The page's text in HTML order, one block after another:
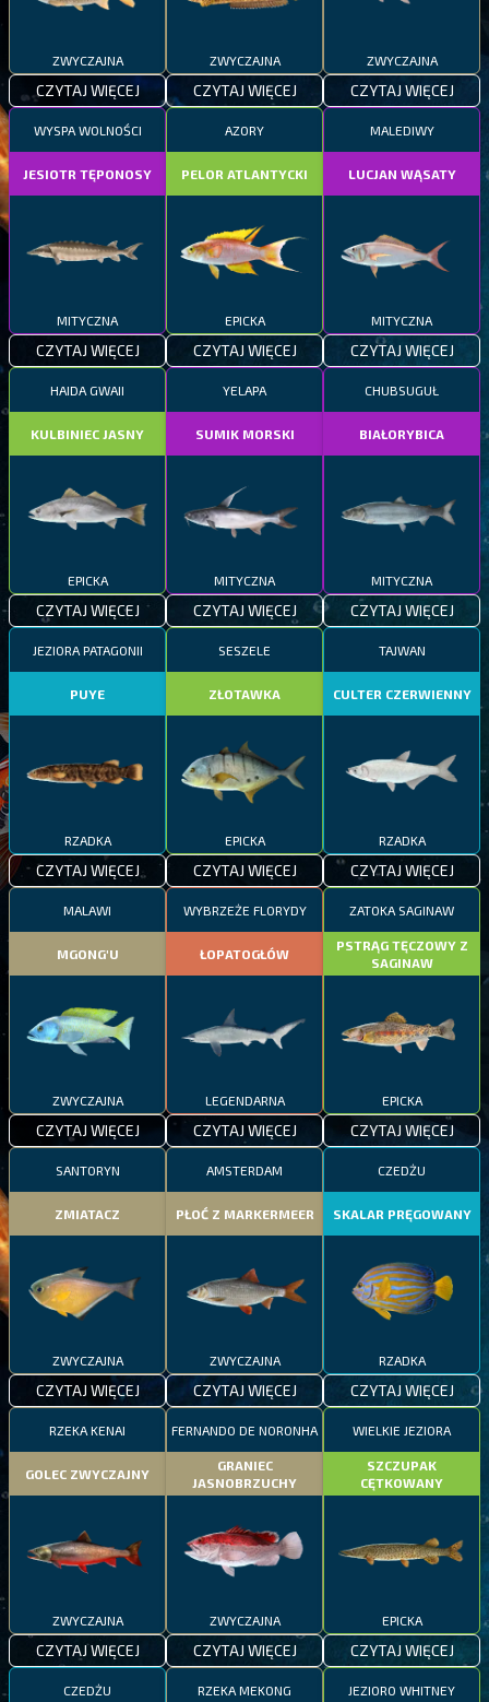
ZWYCZAJNA
CZYTAJ WIĘCEJ
ZWYCZAJNA
CZYTAJ WIĘCEJ
ZWYCZAJNA
CZYTAJ WIĘCEJ
WYSPA WOLNOŚCI
JESIOTR TĘPONOSY
MITYCZNA
CZYTAJ WIĘCEJ
AZORY
PELOR ATLANTYCKI
EPICKA
CZYTAJ WIĘCEJ
MALEDIWY
LUCJAN WĄSATY
MITYCZNA
CZYTAJ WIĘCEJ
HAIDA GWAII
KULBINIEC JASNY
EPICKA
CZYTAJ WIĘCEJ
YELAPA
SUMIK MORSKI
MITYCZNA
CZYTAJ WIĘCEJ
CHUBSUGUŁ
BIAŁORYBICA
MITYCZNA
CZYTAJ WIĘCEJ
JEZIORA PATAGONII
PUYE
RZADKA
CZYTAJ WIĘCEJ
SESZELE
ZŁOTAWKA
EPICKA
CZYTAJ WIĘCEJ
TAJWAN
CULTER CZERWIENNY
RZADKA
CZYTAJ WIĘCEJ
MALAWI
MGONG'U
ZWYCZAJNA
CZYTAJ WIĘCEJ
WYBRZEŻE FLORYDY
ŁOPATOGŁÓW
LEGENDARNA
CZYTAJ WIĘCEJ
ZATOKA SAGINAW
PSTRĄG TĘCZOWY Z
SAGINAW
EPICKA
CZYTAJ WIĘCEJ
SANTORYN
ZMIATACZ
ZWYCZAJNA
CZYTAJ WIĘCEJ
AMSTERDAM
PŁOĆ Z MARKERMEER
ZWYCZAJNA
CZYTAJ WIĘCEJ
CZEDŻU
SKALAR PRĘGOWANY
RZADKA
CZYTAJ WIĘCEJ
RZEKA KENAI
GOLEC ZWYCZAJNY
ZWYCZAJNA
CZYTAJ WIĘCEJ
FERNANDO DE NORONHA
GRANIEC
JASNOBRZUCHY
ZWYCZAJNA
CZYTAJ WIĘCEJ
WIELKIE JEZIORA
SZCZUPAK
CĘTKOWANY
EPICKA
CZYTAJ WIĘCEJ
CZEDŻU RZEKA MEKONG JEZIORO WHITNEY